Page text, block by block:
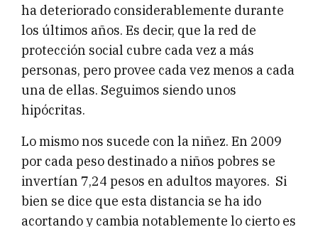
ha deteriorado considerablemente durante
los últimos años. Es decir, que la red de
protección social cubre cada vez a más
personas, pero provee cada vez menos a cada
una de ellas. Seguimos siendo unos
hipócritas.
Lo mismo nos sucede con la niñez. En 2009
por cada peso destinado a niños pobres se
invertían 7,24 pesos en adultos mayores. Si
bien se dice que esta distancia se ha ido
acortando y cambia notablemente lo cierto es